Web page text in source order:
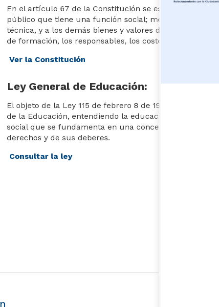
En el artículo 67 de la Constitución se establece a la
público que tiene una función social; mediante la cual
técnica, y a los demás bienes y valores de la cultura.
de formación, los responsables, los costos, entre otros.
Ver la Constitución
Ley General de Educación:
El objeto de la Ley 115 de febrero 8 de 1994 es
de la Educación, entendiendo la educación como un
social que se fundamenta en una concepción integral
derechos y de sus deberes.
Consultar la ley​​